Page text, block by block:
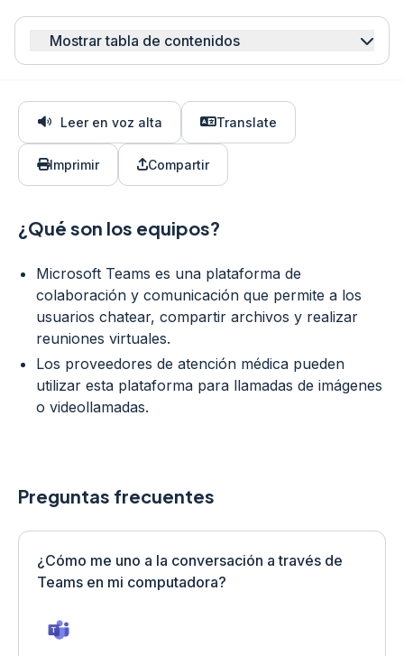
Mostrar tabla de contenidos
Leer en voz alta Translate
Imprimir Compartir
¿Qué son los equipos?
Microsoft Teams es una plataforma de
colaboración y comunicación que permite a los
usuarios chatear, compartir archivos y realizar
reuniones virtuales.
Los proveedores de atención médica pueden
utilizar esta plataforma para llamadas de imágenes
o videollamadas.
Preguntas frecuentes
¿Cómo me uno a la conversación a través de
Teams en mi computadora?